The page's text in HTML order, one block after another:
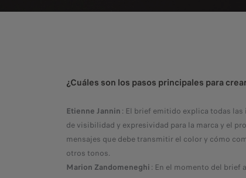
¿Cuáles son los pasos principales para
Etienne Jannin : El brief emitido explica todas
de visibilidad y expresividad para la marca y el
mensajes que debe transmitir el color y cómo
otros tonos.
Marion Zandomeneghi : En el momento del brief